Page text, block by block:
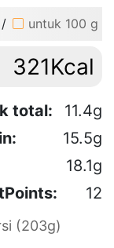
/ untuk 100 g
321Kcal
total:
11.4g
15.5g
18.1g
12
(203g)